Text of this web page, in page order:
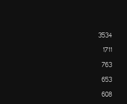
3534
1711
763
653
608